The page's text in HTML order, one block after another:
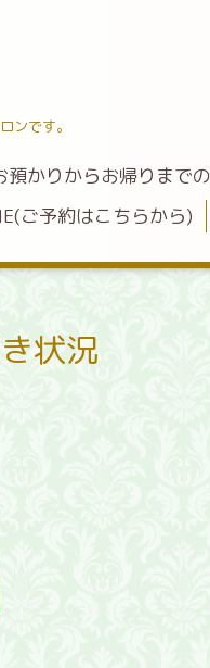
ンです。
預かりからお帰りまで
ご予約はこちらから)
状況